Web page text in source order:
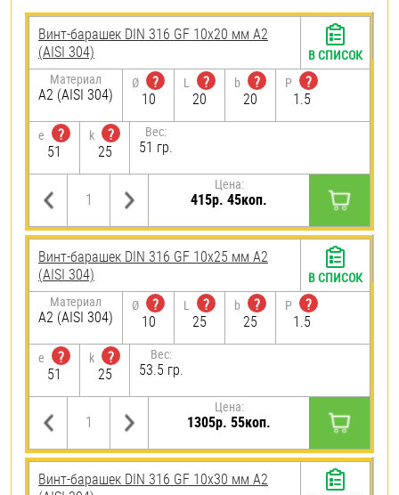
Винт-барашек DIN 316 GF 10х20 мм А2
(AISI 304)
Материал
А2 (AISI 304)
Ø
?
10
L
?
20
b
?
20
P
?
1.5
e
?
51
k
?
25
Вес:
51 гр.
Цена:
415р. 45коп.
В СПИСОК
Винт-барашек DIN 316 GF 10х25 мм А2
(AISI 304)
Материал
А2 (AISI 304)
Ø
?
10
L
?
25
b
?
25
P
?
1.5
e
?
51
k
?
25
Вес:
53.5 гр.
Цена:
1305р. 55коп.
В СПИСОК
Винт-барашек DIN 316 GF 10х30 мм А2